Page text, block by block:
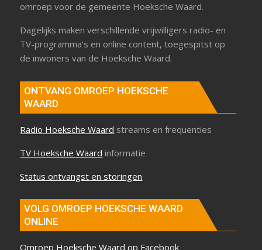
omroep voor de gemeente Hoeksche Waard.
Dagelijks maken verschillende vrijwilligers radio- en
TV-programma’s en online content, toegespitst op
de inwoners van de Hoeksche Waard.
ONTVANG OMROEP HOEKSCHE
WAARD
Radio Hoeksche Waard streams en frequenties
TV Hoeksche Waard informatie
Status ontvangst en storingen
VOLG OMROEP HOEKSCHE WAARD
ONLINE
Omroep Hoeksche Waard op Facebook